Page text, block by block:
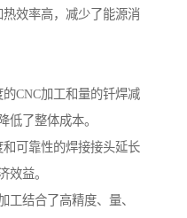
效率高，减少了能源消
CNC加工和量的钎焊减
低了整体成本。
可靠性的焊接接头延长
效益。
工结合了高精度、量、